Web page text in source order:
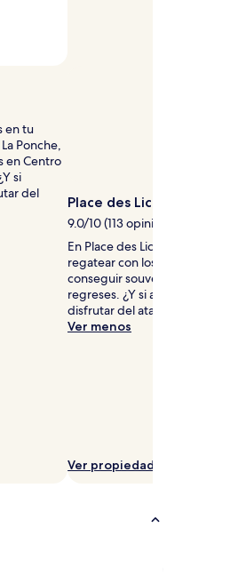
en tu
Ponche,
en Centro
si
del
Place des Lices
9.0/10 (113 opiniones)
En Place des Lices, aprovecha
regatear con los vendedores
conseguir souvenires para
regreses. ¿Y si aprovechas tu
disfrutar del atardecer en el
Ver menos
Ver propiedades